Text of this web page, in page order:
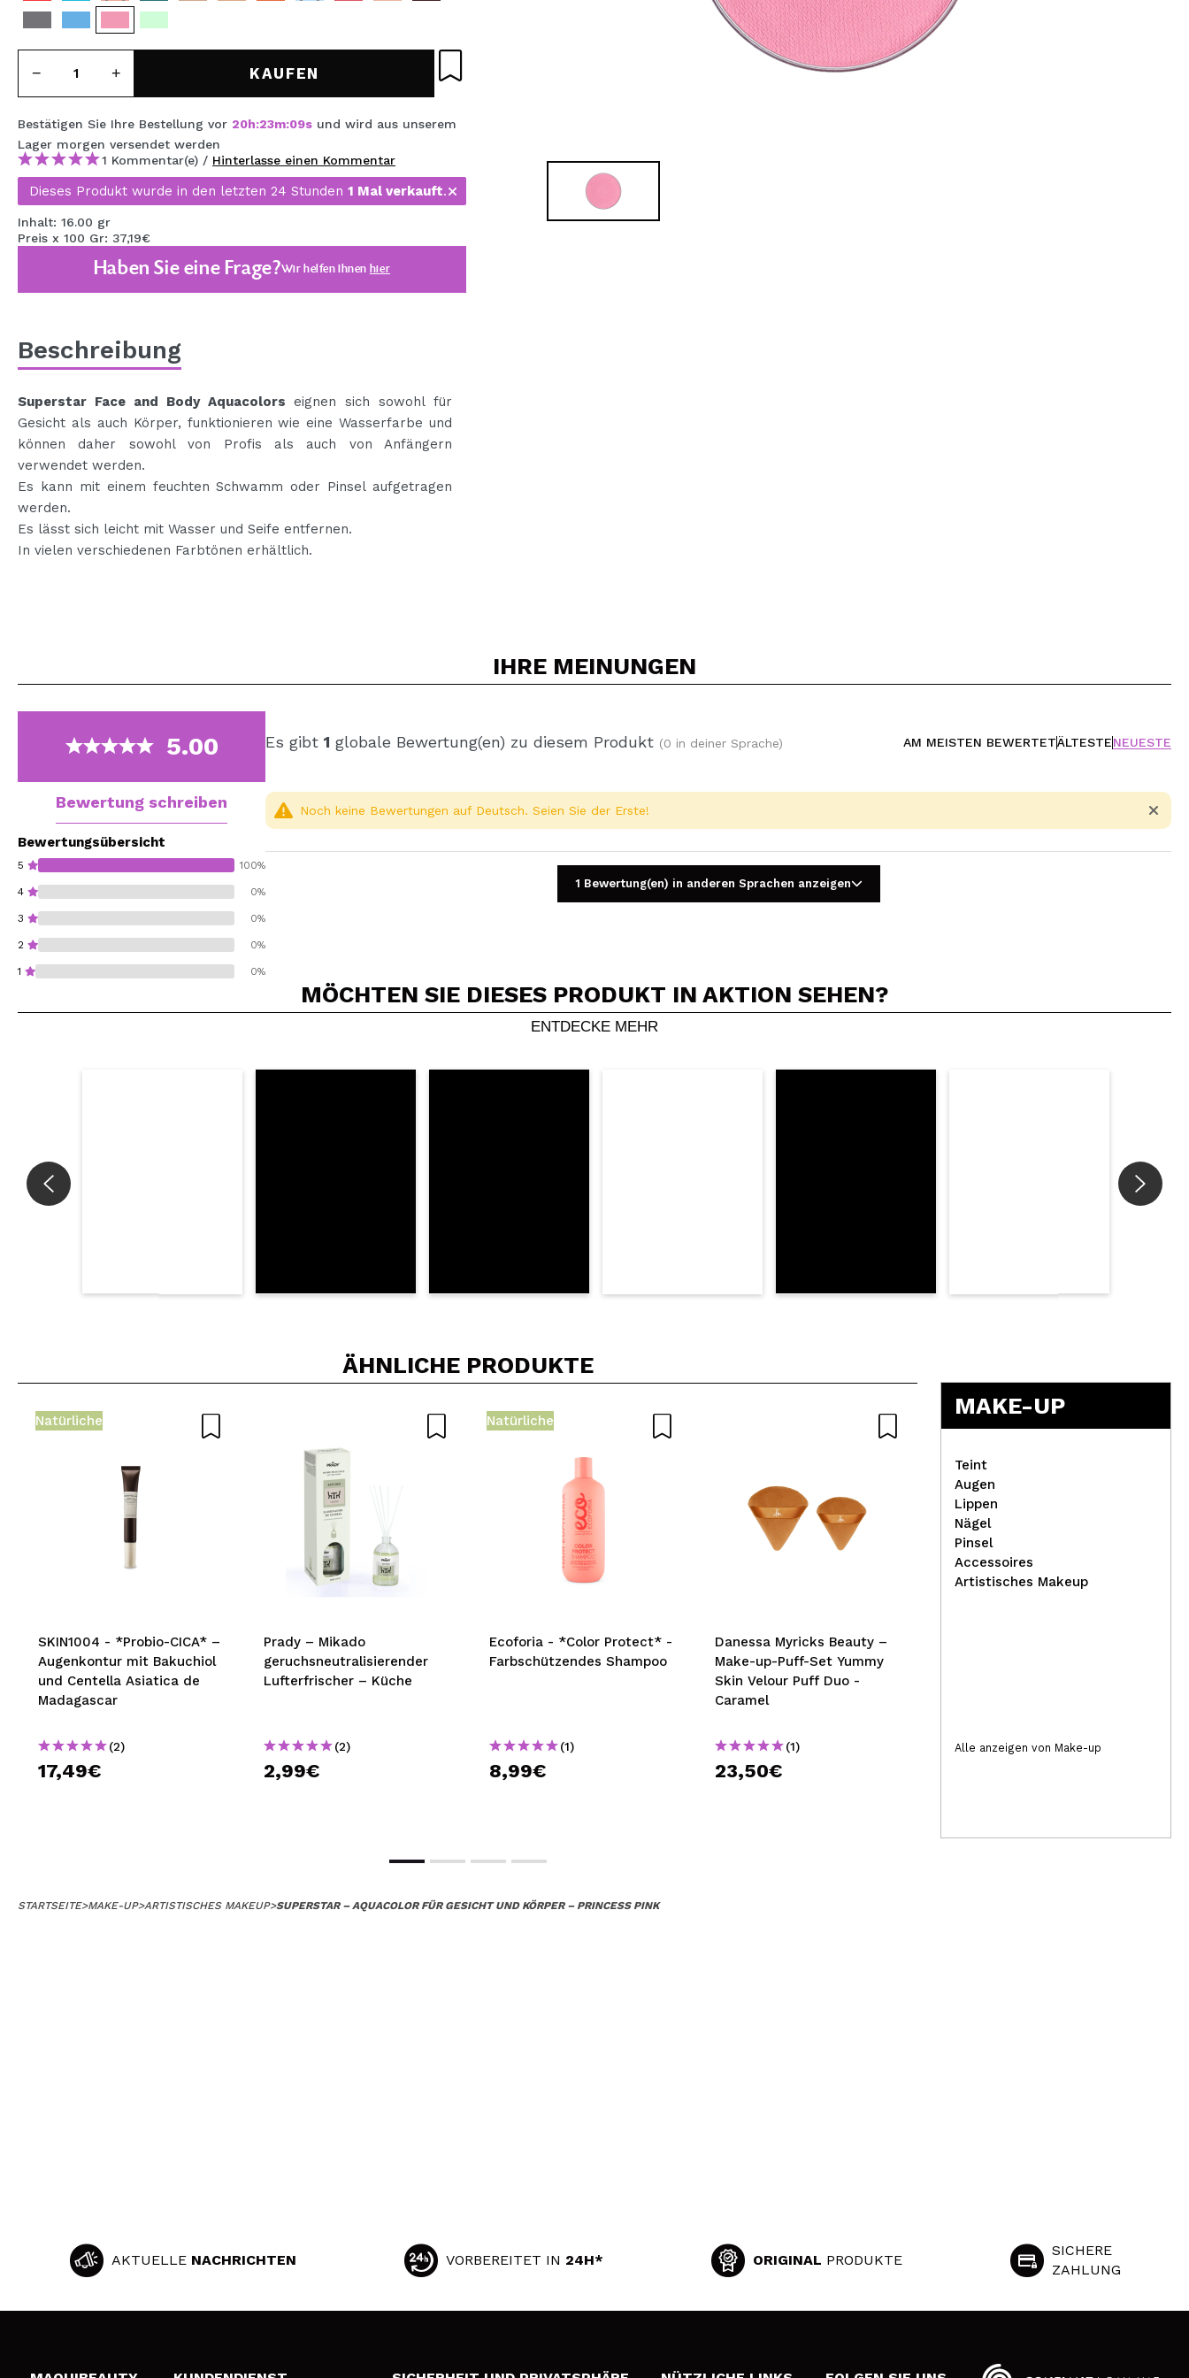
KOREA ZONE
NATURE
SPECIALS
OUTLET
SIE SIND ZURÜCKGEKEHRT!
BALD VERFÜGBAR
bisherigen Vorgänge einsehen.
KAUFEN
Bestätigen Sie Ihre Bestellung vor 20h:23m:08s und wird aus unserem
Lager morgen versendet werden
1 Kommentar(e) / Hinterlasse einen Kommentar
Dieses Produkt wurde in den letzten 24 Stunden 1 Mal verkauft.
Inhalt: 16.00 gr
Preis x 100 Gr: 37,19€
Haben Sie eine Frage?Wir helfen Ihnen hier
Beschreibung
Superstar Face and Body Aquacolors eignen sich sowohl für
Gesicht als auch Körper, funktionieren wie eine Wasserfarbe und
können daher sowohl von Profis als auch von Anfängern
verwendet werden.
Es kann mit einem feuchten Schwamm oder Pinsel aufgetragen
werden.
Es lässt sich leicht mit Wasser und Seife entfernen.
In vielen verschiedenen Farbtönen erhältlich.
IHRE MEINUNGEN
5.00
Bewertung schreiben
Bewertungsübersicht
5 100%
4 0%
3 0%
2 0%
1 0%
Es gibt 1 globale Bewertung(en) zu diesem Produkt (0 in deiner Sprache) AM MEISTEN BEWERTETÄLTESTENEUESTE
Ein Video oder Foto teilen
Dein Video könnte das erste sein. Stell es dir vor...
Würden Sie diesen Kauf empfehlen? Ja Nein 5/5
Noch keine Bewertungen auf Deutsch. Seien Sie der Erste!
1 Bewertung(en) in anderen Sprachen anzeigen
MÖCHTEN SIE DIESES PRODUKT IN AKTION SEHEN?
ENTDECKE MEHR
ÄHNLICHE PRODUKTE
Natürliche
SKIN1004 - *Probio-CICA* –
Augenkontur mit Bakuchiol
und Centella Asiatica de
Madagascar
(2)
17,49€
Prady – Mikado
geruchsneutralisierender
Lufterfrischer – Küche
(2)
2,99€
Natürliche
Ecoforia - *Color Protect* -
Farbschützendes Shampoo
(1)
8,99€
Danessa Myricks Beauty –
Make-up-Puff-Set Yummy
Skin Velour Puff Duo -
Caramel
(1)
23,50€
W7 – Lipgloss Lip Splash -
Gorgeous Grape
(2)
MAKE-UP
Teint
Augen
Lippen
Nägel
Pinsel
Accessoires
Artistisches Makeup
Alle anzeigen von Make-up
STARTSEITE>MAKE-UP>ARTISTISCHES MAKEUP>SUPERSTAR – AQUACOLOR FÜR GESICHT UND KÖRPER – PRINCESS PINK
AKTUELLE NACHRICHTEN VORBEREITET IN 24H* ORIGINAL PRODUKTE
SICHERE
ZAHLUNG